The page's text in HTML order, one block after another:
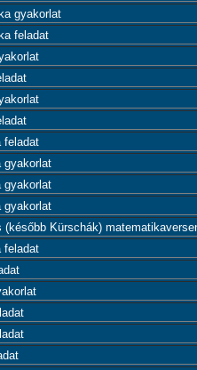
gyakorlat
feladat
feladat
gyakorlat
gyakorlat
gyakorlat
Kürschák)
feladat